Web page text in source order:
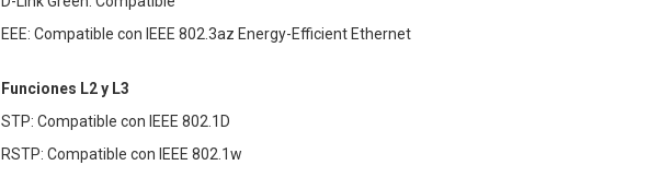
EEE: Compatible con IEEE 802.3az Energy-Efficient Ethernet
Funciones L2 y L3
STP: Compatible con IEEE 802.1D
RSTP: Compatible con IEEE 802.1w